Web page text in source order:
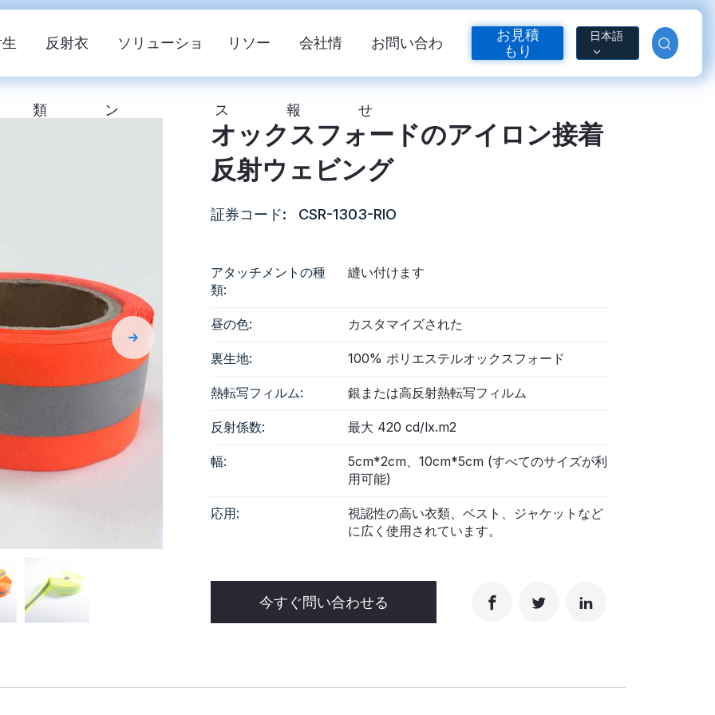
反射衣
類
ソリューショ
ン
リソー
ス
会社情
報
お問い合わ
せ
お見積
もり
日本語
安全ベスト 難燃性反射布 反射材 反射熱伝達ビニール
射生地
オックスフォードのアイロン接着
反射ウェビング
証券コード: CSR-1303-RIO
アタッチメントの種
類:
縫い付けます
昼の色: カスタマイズされた
裏生地: 100% ポリエステルオックスフォード
熱転写フィルム: 銀または高反射熱転写フィルム
反射係数: 最大 420 cd/lx.m2
幅:
5cm*2cm、10cm*5cm (すべてのサイズが利
用可能)
応用:
視認性の高い衣類、ベスト、ジャケットなど
に広く使用されています。
今すぐ問い合わせる